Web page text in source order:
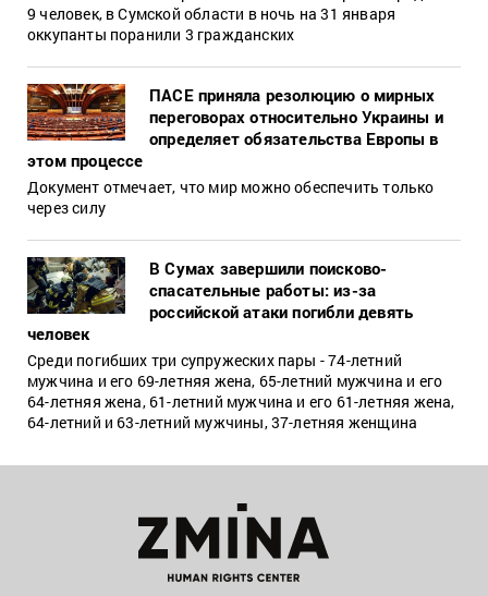
9 человек, в Сумской области в ночь на 31 января
оккупанты поранили 3 гражданских
ПАСЕ приняла резолюцию о мирных
переговорах относительно Украины и
определяет обязательства Европы в
этом процессе
Документ отмечает, что мир можно обеспечить только
через силу
В Сумах завершили поисково-
спасательные работы: из-за
российской атаки погибли девять
человек
Среди погибших три супружеских пары - 74-летний
мужчина и его 69-летняя жена, 65-летний мужчина и его
64-летняя жена, 61-летний мужчина и его 61-летняя жена,
64-летний и 63-летний мужчины, 37-летняя женщина